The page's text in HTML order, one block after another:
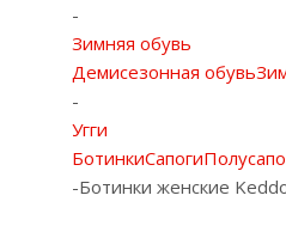
-
Зимняя обувь
Демисезонная обувь
-
Угги
БотинкиСапоги
-Ботинки женские